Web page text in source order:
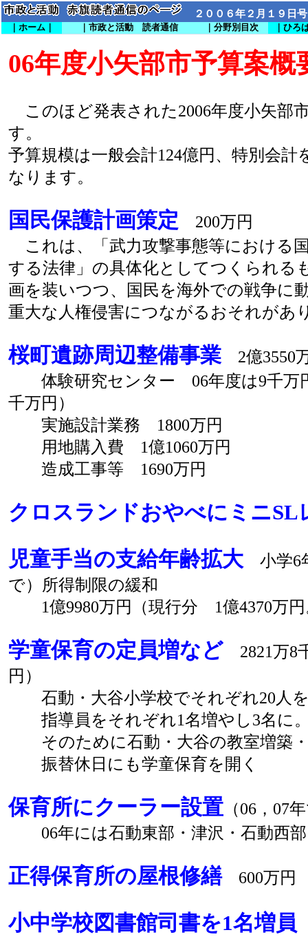
２００６年２月１９日号
｜ホーム｜ ｜市政と活動 読者通信 ｜分野別目次 ｜ひろ
06年度小矢部市予算案概
このほど発表された2006年度小矢部
す。
予算規模は一般会計124億円、特別会計
なります。
国民保護計画策定 200万円
これは、「武力攻撃事態等における
する法律」の具体化としてつくられる
画を装いつつ、国民を海外での戦争に
重大な人権侵害につながるおそれがあ
桜町遺跡周辺整備事業 2億3550
体験研究センター 06年度は9千万円
千万円）
実施設計業務 1800万円
用地購入費 1億1060万円
造成工事等 1690万円
クロスランドおやべにミニSL
児童手当の支給年齢拡大 小学6
で）所得制限の緩和
1億9980万円（現行分 1億4370万円
学童保育の定員増など 2821万8
円）
石動・大谷小学校でそれぞれ20人を
指導員をそれぞれ1名増やし3名に
そのために石動・大谷の教室増築
振替休日にも学童保育を開く
保育所にクーラー設置 （06，07
06年には石動東部・津沢・石動西部
正得保育所の屋根修繕600万円
小中学校図書館司書を1名増員